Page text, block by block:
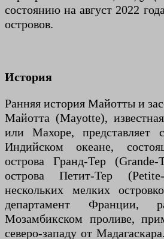
состоянию на август 2022
островов.
История
Ранняя история Майотты и
Майотта (Mayotte),
или Махоре, представляет
Индийском океане,
острова Гранд-Тер
острова Петит-Тер
нескольких мелких
департамент Франции,
Мозамбикском проливе,
северо-западу от